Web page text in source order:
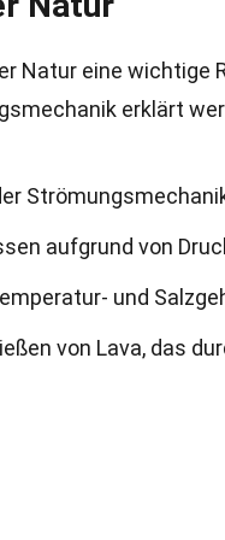
Natur eine wichtige
erklärt
aufgrund von
und
von Lava, das